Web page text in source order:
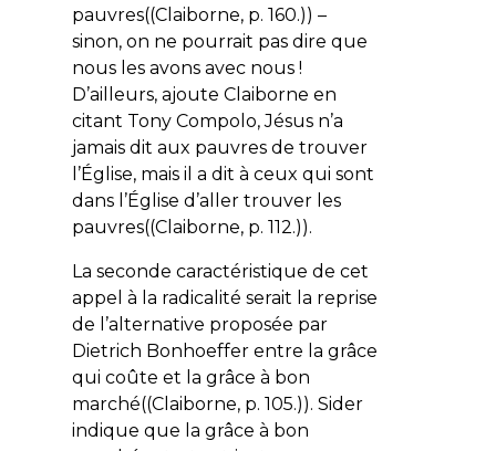
pauvres((Claiborne, p. 160.)) –
sinon, on ne pourrait pas dire que
nous les avons avec nous !
D’ailleurs, ajoute Claiborne en
citant Tony Compolo, Jésus n’a
jamais dit aux pauvres de trouver
l’Église, mais il a dit à ceux qui sont
dans l’Église d’aller trouver les
pauvres((Claiborne, p. 112.)).
La seconde caractéristique de cet
appel à la radicalité serait la reprise
de l’alternative proposée par
Dietrich Bonhoeffer entre la grâce
qui coûte et la grâce à bon
marché((Claiborne, p. 105.)). Sider
indique que la grâce à bon